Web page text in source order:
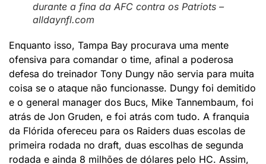
durante a fina da AFC contra os Patriots –
alldaynfl.com
Enquanto isso, Tampa Bay procurava uma mente
ofensiva para comandar o time, afinal a poderosa
defesa do treinador Tony Dungy não servia para muita
coisa se o ataque não funcionasse. Dungy foi demitido
e o general manager dos Bucs, Mike Tannembaum, foi
atrás de Jon Gruden, e foi atrás com tudo. A franquia
da Flórida ofereceu para os Raiders duas escolas de
primeira rodada no draft, duas escolhas de segunda
rodada e ainda 8 milhões de dólares pelo HC. Assim,